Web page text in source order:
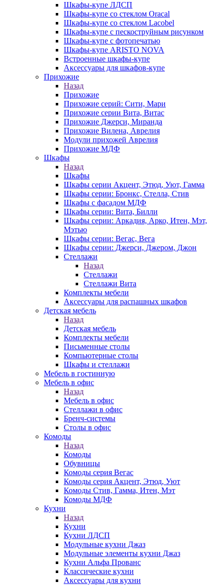
Шкафы-купе ЛДСП
Шкафы-купе со стеклом Oracal
Шкафы-купе со стеклом Lacobel
Шкафы-купе с пескоструйным рисунком
Шкафы-купе с фотопечатью
Шкафы-купе ARISTO NOVA
Встроенные шкафы-купе
Аксессуары для шкафов-купе
Прихожие
Назад
Прихожие
Прихожие серий: Сити, Мари
Прихожие серии Вита, Витас
Прихожие Джерси, Миранда
Прихожие Вилена, Аврелия
Модули прихожей Аврелия
Прихожие МДФ
Шкафы
Назад
Шкафы
Шкафы серии Акцент, Этюд, Уют, Гамма
Шкафы серии: Бронкс, Стелла, Стив
Шкафы с фасадом МДФ
Шкафы серии: Вита, Билли
Шкафы серии: Аркадия, Арко, Итен, Мэт,
Мэтью
Шкафы серии: Вегас, Вега
Шкафы серии: Джерси, Джером, Джон
Стеллажи
Назад
Стеллажи
Стеллажи Вита
Комплекты мебели
Аксессуары для распашных шкафов
Детская мебель
Назад
Детская мебель
Комплекты мебели
Письменные столы
Компьютерные столы
Шкафы и стеллажи
Мебель в гостинную
Мебель в офис
Назад
Мебель в офис
Стеллажи в офис
Бренч-системы
Столы в офис
Комоды
Назад
Комоды
Обувницы
Комоды серия Вегас
Комоды серия Акцент, Этюд, Уют
Комоды Стив, Гамма, Итен, Мэт
Комоды МДФ
Кухни
Назад
Кухни
Кухни ЛДСП
Модульные кухни Джаз
Модульные элементы кухни Джаз
Кухни Альфа Прованс
Классические кухни
Аксессуары для кухни